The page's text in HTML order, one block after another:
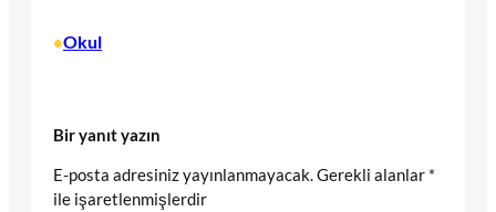
•Okul
Bir yanıt yazın
E-posta adresiniz yayınlanmayacak. Gerekli alanlar *
ile işaretlenmişlerdir